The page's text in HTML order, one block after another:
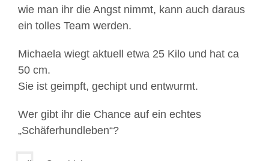
wie man ihr die Angst nimmt, kann auch daraus
ein tolles Team werden.
Michaela wiegt aktuell etwa 25 Kilo und hat ca
50 cm.
Sie ist geimpft, gechipt und entwurmt.
Wer gibt ihr die Chance auf ein echtes
„Schäferhundleben“?